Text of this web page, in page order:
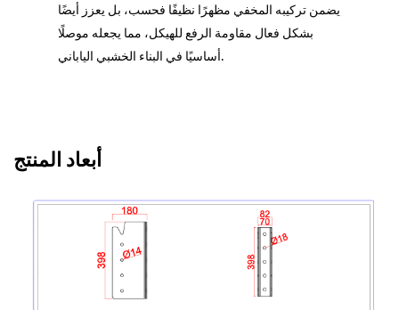
يضمن تركيبه المخفي مظهرًا نظيفًا فحسب، بل يعزز أيضًا
بشكل فعال مقاومة الرفع للهيكل، مما يجعله موصلًا
أساسيًا في البناء الخشبي الياباني.
أبعاد المنتج